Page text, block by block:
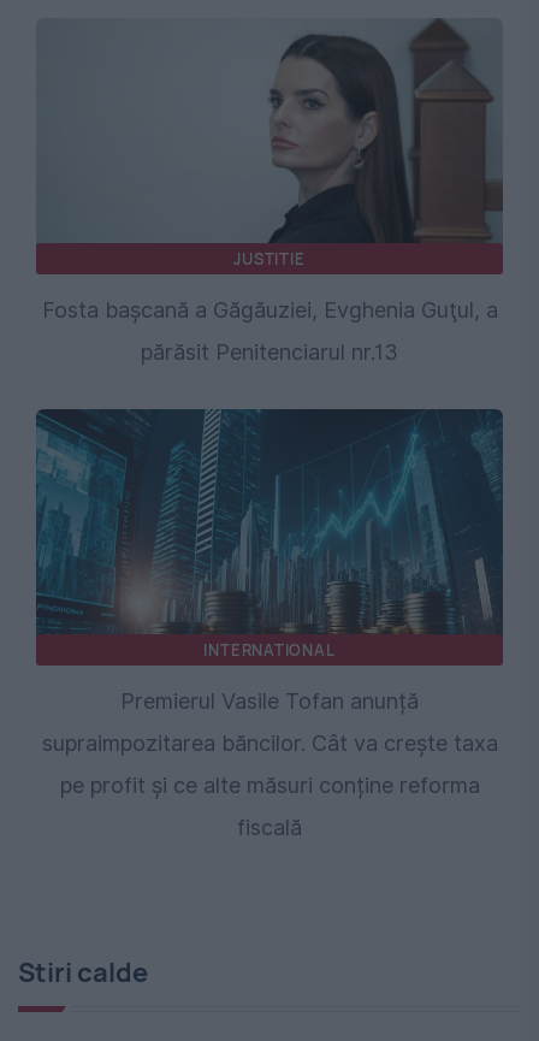
JUSTITIE
Fosta başcană a Găgăuziei, Evghenia Guţul, a
părăsit Penitenciarul nr.13
INTERNATIONAL
Premierul Vasile Tofan anunță
supraimpozitarea băncilor. Cât va crește taxa
pe profit și ce alte măsuri conține reforma
fiscală
Stiri calde